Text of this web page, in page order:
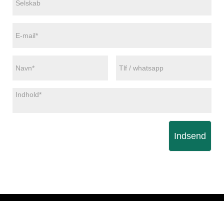
Indsend